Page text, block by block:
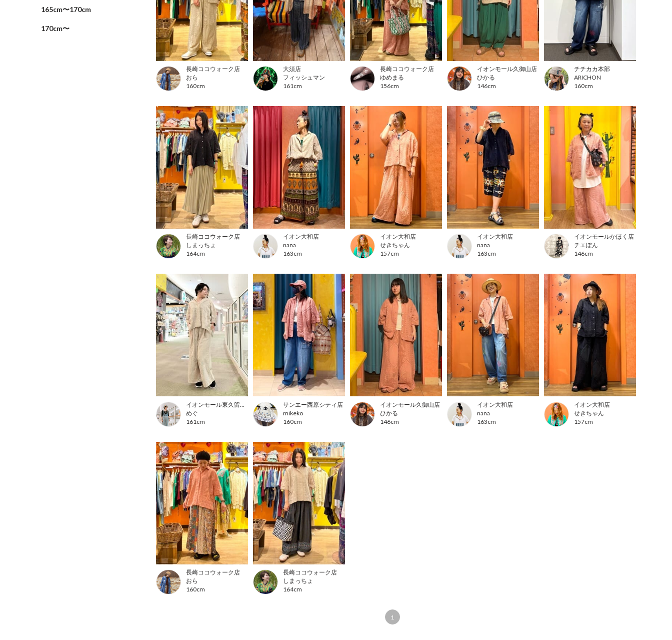
165cm〜170cm
170cm〜
長崎ココウォーク店
おら
160cm
大須店
フィッシュマン
161cm
長崎ココウォーク店
ゆめまる
156cm
イオンモール久御山店
ひかる
146cm
チチカカ本部
ARICHON
160cm
長崎ココウォーク店
しまっちょ
164cm
イオン大和店
nana
163cm
イオン大和店
せきちゃん
157cm
イオン大和店
nana
163cm
イオンモールかほく店
チエぽん
146cm
めぐ
161cm
サンエー西原シティ店
mikeko
160cm
イオンモール久御山店
ひかる
146cm
イオン大和店
nana
163cm
イオン大和店
せきちゃん
157cm
長崎ココウォーク店
おら
160cm
長崎ココウォーク店
しまっちょ
164cm
1